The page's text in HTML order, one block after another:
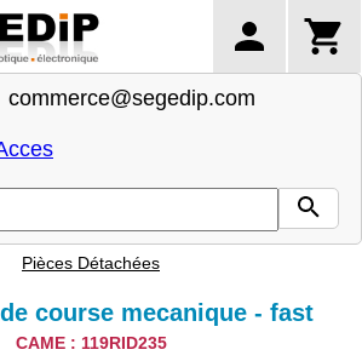
Pièces Détachées
course mecanique - fast
CAME : 119RID235